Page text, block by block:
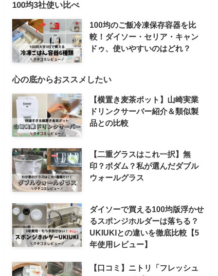
100均3社使い比べ
100均のご飯冷凍保存容器を比
較！ダイソー・セリア・キャン
ドゥ、使いやすいのはどれ？
心の底からおススメしたい
【横置き麦茶ポット】山崎実業
ドリンクサーバー紹介＆類似製
品との比較
【二重グラスはこれ一択】無
印？ボダム？私が選んだダブル
ウォールグラス
ダイソーで買える100均版浮かせ
るスポンジホルダーは落ちる？
UKIUKIとの違いを徹底比較【5
年使用レビュー】
【口コミ】ニトリ「フレッシュ